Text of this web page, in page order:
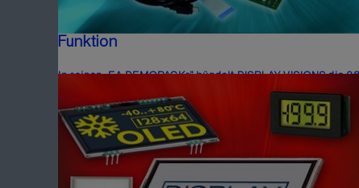
Mini-Touchpanel mit WLAN- und BT-
Funktion
In seinen „EA DEMOPACKs” bündelt DISPLAY VISIONS die 2,8
Touchpanel. Ganz neu im Programm ist nun auch eine
mit WiFi-...